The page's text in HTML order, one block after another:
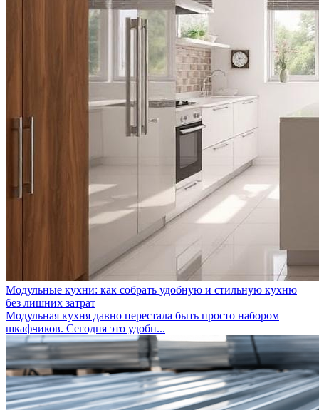
Модульные кухни: как собрать удобную и стильную кухню
без лишних затрат
Модульная кухня давно перестала быть просто набором
шкафчиков. Сегодня это удобн...